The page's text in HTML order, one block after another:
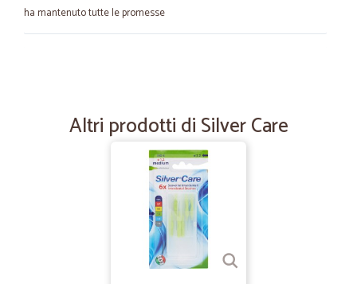
ha mantenuto tutte le promesse
Elena P.
Servizio ottimo! Veloce e puntuale: la farina che ho ordinato è
Altri prodotti di Silver Care